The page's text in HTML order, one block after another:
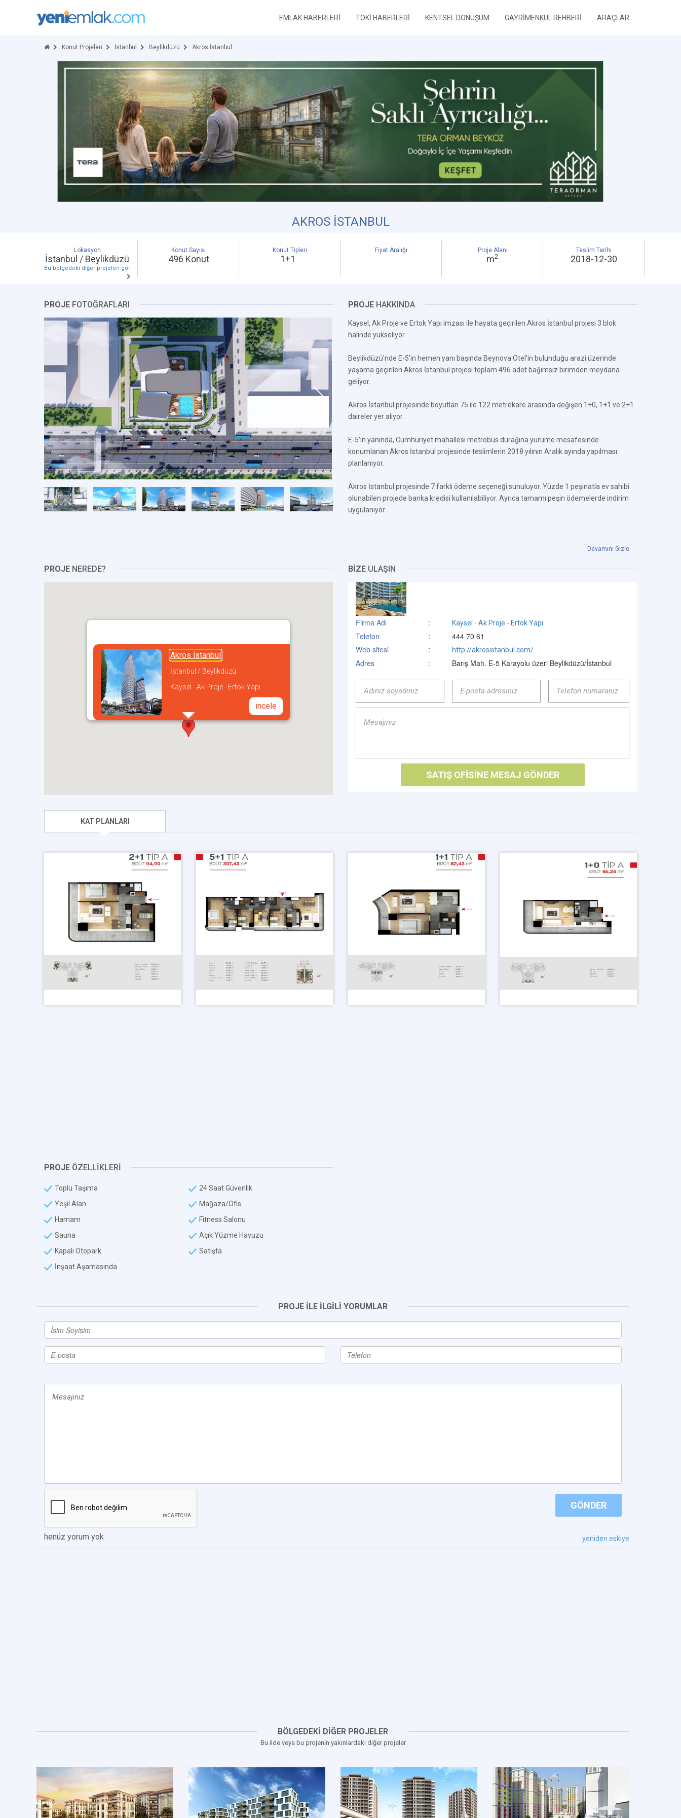
EMLAK HABERLERİ TOKİ HABERLERİ KENTSEL DÖNÜŞÜM GAYRİMENKUL REHBERİ ARAÇLAR
Konut Projeleri İstanbul Beylikdüzü Akros İstanbul
AKROS İSTANBUL
Lokasyon
İstanbul / Beylikdüzü
Bu bölgedeki diğer projeleri gör
Konut Sayısı
496 Konut
Konut Tipleri
1+1
Fiyat Aralığı Proje Alanı
m2
Teslim Tarihi
2018-12-30
PROJE FOTOĞRAFLARI PROJE HAKKINDA
Kaysel, Ak Proje ve Ertok Yapı imzası ile hayata geçirilen Akros İstanbul projesi 3 blok
halinde yükseliyor.
Beylikdüzü'nde E-5'in hemen yanı başında Beynova Otel'in bulunduğu arazi üzerinde
yaşama geçirilen Akros İstanbul projesi toplam 496 adet bağımsız birimden meydana
geliyor.
Akros İstanbul projesinde boyutları 75 ile 122 metrekare arasında değişen 1+0, 1+1 ve 2+1
daireler yer alıyor.
E-5'in yanında, Cumhuriyet mahallesi metrobüs durağına yürüme mesafesinde
konumlanan Akros İstanbul projesinde teslimlerin 2018 yılının Aralık ayında yapılması
planlanıyor.
Akros İstanbul projesinde 7 farklı ödeme seçeneği sunuluyor. Yüzde 1 peşinatla ev sahibi
olunabilen projede banka kredisi kullanılabiliyor. Ayrıca tamamı peşin ödemelerde indirim
uygulanıyor.
Devamını Gizle
PROJE NEREDE?
Akros İstanbul
İstanbul / Beylikdüzü
Kaysel - Ak Proje - Ertok Yapı
incele
BİZE ULAŞIN
Firma Adı : Kaysel - Ak Proje - Ertok Yapı
Telefon :
444 70 61
Web sitesi
: http://akrosistanbul.com/
Adres : Barış Mah. E-5 Karayolu üzeri Beylikdüzü/İstanbul
KAT PLANLARI
PROJE ÖZELLİKLERİ
Toplu Taşıma
24 Saat Güvenlik
Yeşil Alan
Mağaza/Ofis
Hamam
Fitness Salonu
Sauna
Açık Yüzme Havuzu
Kapalı Otopark
Satışta
İnşaat Aşamasında
PROJE İLE İLGİLİ YORUMLAR
GÖNDER
henüz yorum yok yeniden eskiye
BÖLGEDEKİ DİĞER PROJELER
Bu ilde veya bu projenin yakınlardaki diğer projeler